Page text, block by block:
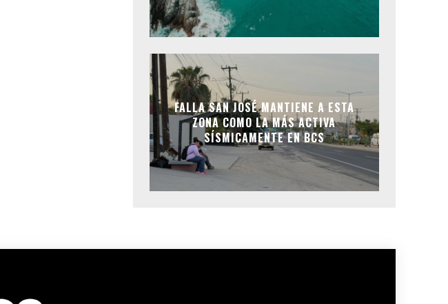
FALLA SAN JOSÉ MANTIENE A ESTA
ZONA COMO LA MÁS ACTIVA
SÍSMICAMENTE EN BCS